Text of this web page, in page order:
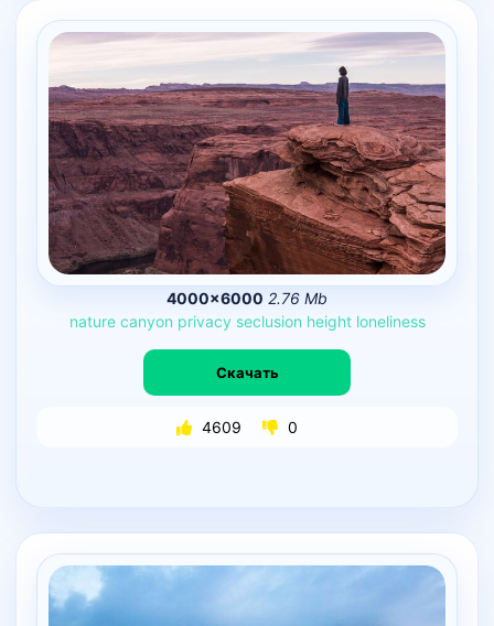
4000×6000 2.76 Mb
nature canyon privacy seclusion height loneliness
Скачать
4609 0